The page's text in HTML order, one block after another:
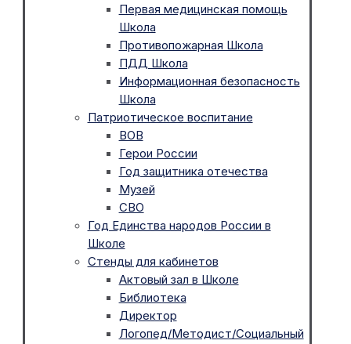
Первая медицинская помощь
Школа
Противопожарная Школа
ПДД Школа
Информационная безопасность
Школа
Патриотическое воспитание
ВОВ
Герои России
Год защитника отечества
Музей
СВО
Год Единства народов России в
Школе
Стенды для кабинетов
Актовый зал в Школе
Библиотека
Директор
Логопед/Методист/Социальный